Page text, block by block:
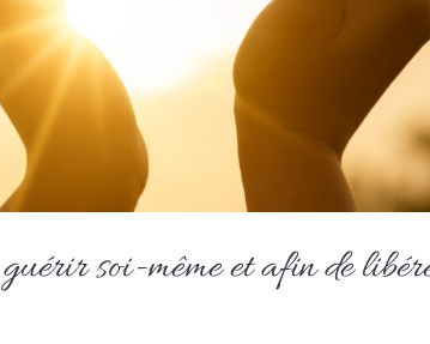
soi-même et afin de